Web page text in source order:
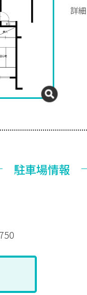
詳細
駐車場情報